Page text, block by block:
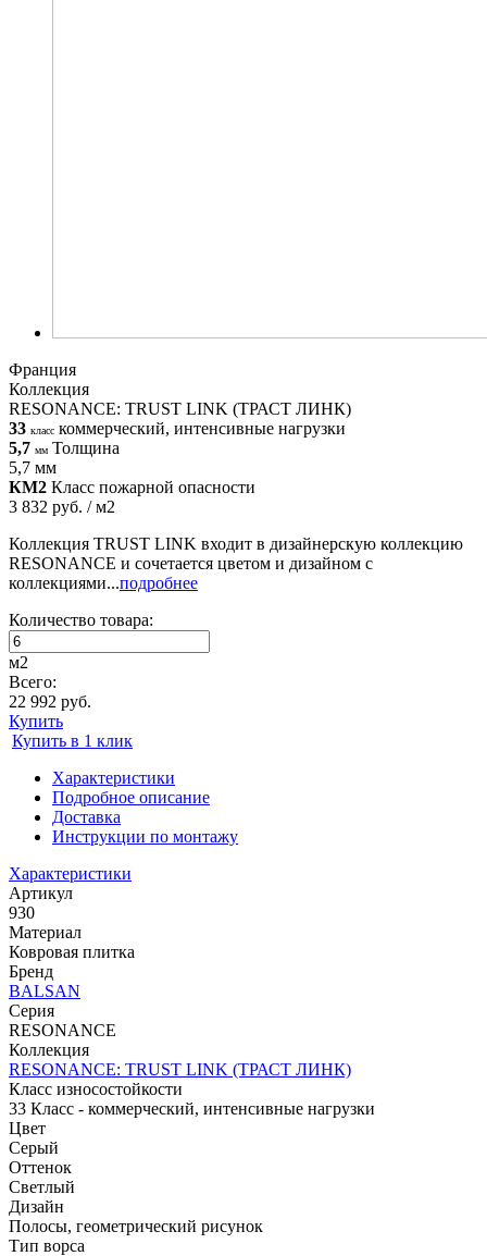
Франция
Коллекция
RESONANCE: TRUST LINK (ТРАСТ ЛИНК)
33 класс коммерческий, интенсивные нагрузки
5,7 мм Толщина
5,7 мм
КМ2 Класс пожарной опасности
3 832 руб. / м2
Коллекция TRUST LINK входит в дизайнерскую коллекцию
RESONANCE и сочетается цветом и дизайном с
коллекциями...подробнее
Количество товара:
м2
Всего:
22 992 руб.
Купить
Купить в 1 клик
Характеристики
Подробное описание
Доставка
Инструкции по монтажу
Характеристики
Артикул
930
Материал
Ковровая плитка
Бренд
BALSAN
Серия
RESONANCE
Коллекция
RESONANCE: TRUST LINK (ТРАСТ ЛИНК)
Класс износостойкости
33 Класс - коммерческий, интенсивные нагрузки
Цвет
Серый
Оттенок
Светлый
Дизайн
Полосы, геометрический рисунок
Тип ворса